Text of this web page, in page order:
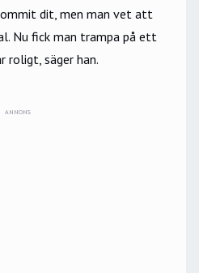
dit, men man vet att
Nu fick man trampa på ett
roligt, säger han.
ANNONS